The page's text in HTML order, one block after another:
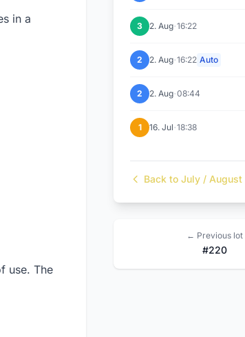
3 2. Aug·16:22
2 2. Aug·16:22 Auto
2 2. Aug·08:44
1 16. Jul·18:38
Back to July / August
← Previous lot
#220
in a
use. The